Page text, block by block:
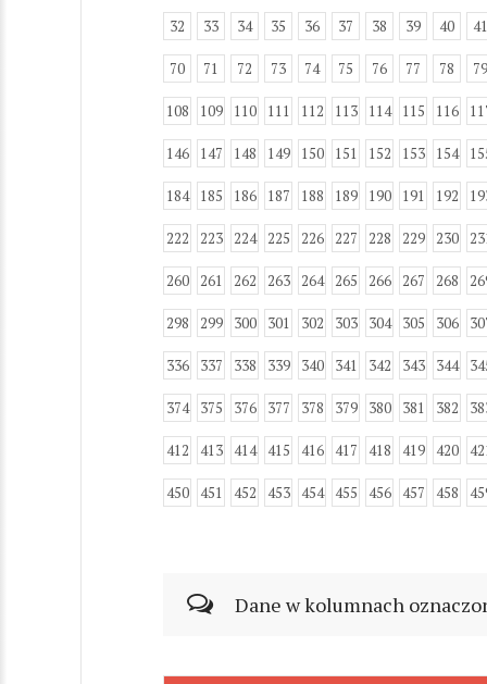
32 33 34 35 36 37 38 39 40 41
70 71 72 73 74 75 76 77 78 79
108 109 110 111 112 113 114 115 116
146 147 148 149 150 151 152 153 154
184 185 186 187 188 189 190 191 192
222 223 224 225 226 227 228 229 230
260 261 262 263 264 265 266 267 268
298 299 300 301 302 303 304 305 306
336 337 338 339 340 341 342 343 344
374 375 376 377 378 379 380 381 382
412 413 414 415 416 417 418 419 420
450 451 452 453 454 455 456 457 458
Dane w kolumnach